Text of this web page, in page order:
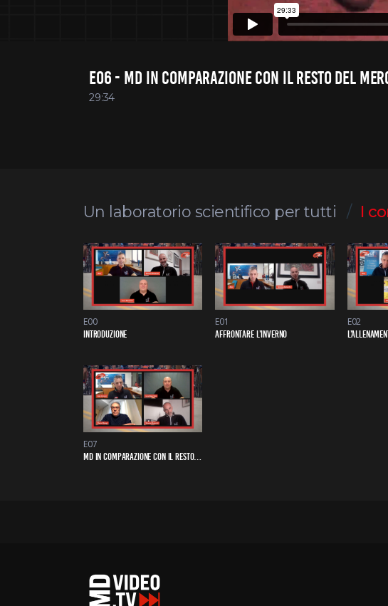
E06 - MD IN COMPARAZIONE CON IL RESTO DEL
29:34
Un laboratorio scientifico per tutti I
E00
INTRODUZIONE
E01
AFFRONTARE L’INVERNO
E02
E07
MD IN COMPARAZIONE CON IL RESTO DEL MERCATO PER I PRIVATI